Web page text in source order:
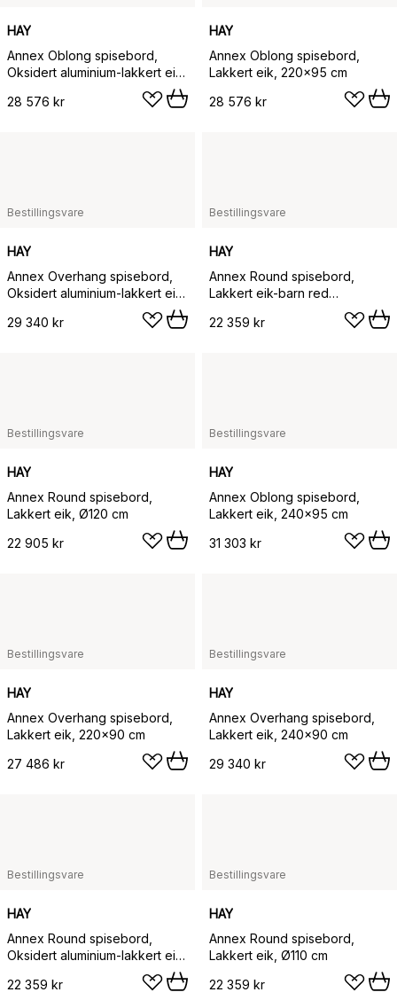
HAY
Annex Oblong spisebord,
Oksidert aluminium-lakkert eik,
28 576 kr
HAY
Annex Oblong spisebord,
Lakkert eik, 220x95 cm
28 576 kr
Bestillingsvare
HAY
Annex Overhang spisebord,
Oksidert aluminium-lakkert eik,
29 340 kr
Bestillingsvare
HAY
Annex Round spisebord,
Lakkert eik-barn red
22 359 kr
Bestillingsvare
HAY
Annex Round spisebord,
Lakkert eik, Ø120 cm
22 905 kr
Bestillingsvare
HAY
Annex Oblong spisebord,
Lakkert eik, 240x95 cm
31 303 kr
Bestillingsvare
HAY
Annex Overhang spisebord,
Lakkert eik, 220x90 cm
27 486 kr
Bestillingsvare
HAY
Annex Overhang spisebord,
Lakkert eik, 240x90 cm
29 340 kr
Bestillingsvare
HAY
Annex Round spisebord,
Oksidert aluminium-lakkert eik,
22 359 kr
Bestillingsvare
HAY
Annex Round spisebord,
Lakkert eik, Ø110 cm
22 359 kr